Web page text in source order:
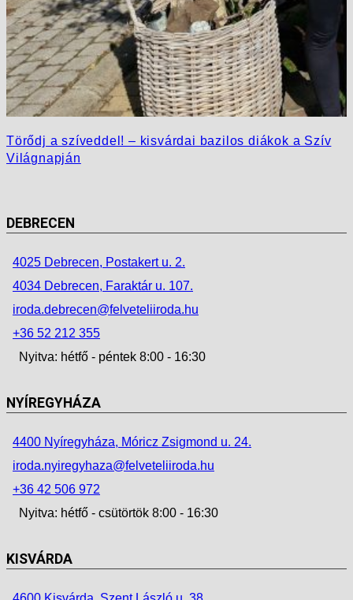
Törődj a szíveddel! – kisvárdai bazilos diákok a Szív
Világnapján
DEBRECEN
4025 Debrecen, Postakert u. 2.
4034 Debrecen, Faraktár u. 107.
iroda.debrecen@felveteliiroda.hu
+36 52 212 355
Nyitva: hétfő - péntek 8:00 - 16:30
NYÍREGYHÁZA
4400 Nyíregyháza, Móricz Zsigmond u. 24.
iroda.nyiregyhaza@felveteliiroda.hu
+36 42 506 972
Nyitva: hétfő - csütörtök 8:00 - 16:30
KISVÁRDA